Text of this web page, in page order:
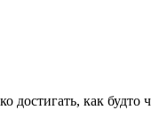
достигать, как